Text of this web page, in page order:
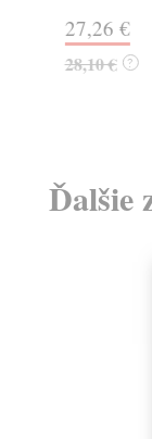
27,26 €
28,10 € ?
Ďalšie